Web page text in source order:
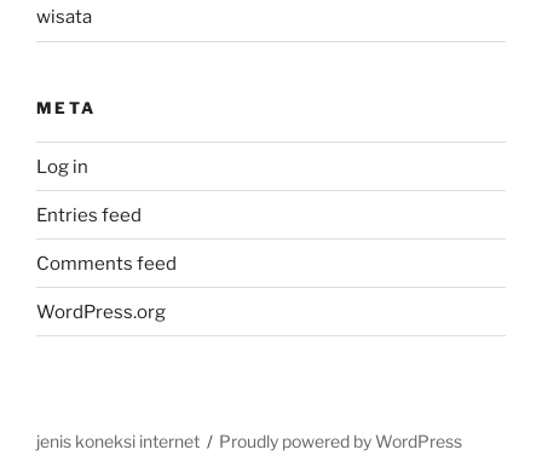
wisata
META
Log in
Entries feed
Comments feed
WordPress.org
jenis koneksi internet Proudly powered by WordPress